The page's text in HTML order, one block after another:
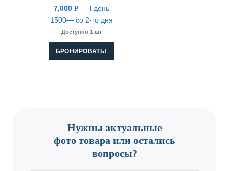
7,000 Р — l день
1500— со 2-го дня
Доступно 1 шт
БРОНИРОВАТЬ!
Нужны актуальные
фото товара или остались
вопросы?